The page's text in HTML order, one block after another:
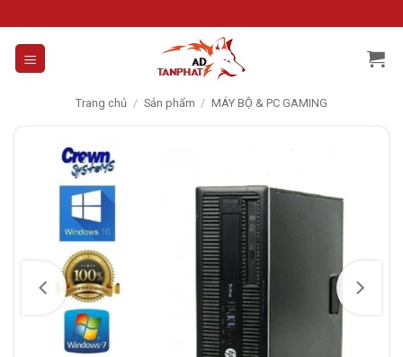
to
content
Trang chủ / Sản phẩm / MÁY BỘ & PC GAMING